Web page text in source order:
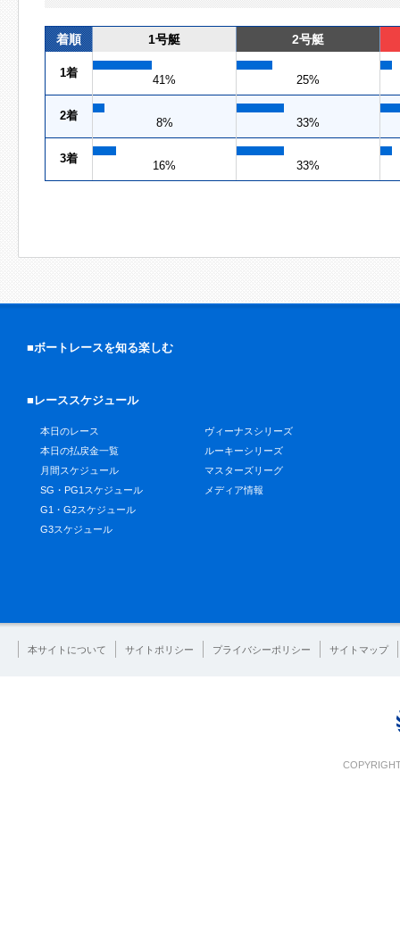
着順 1号艇 2号艇
1着
41% 25%
2着
8% 33%
3着
16% 33%
■ボートレースを知る楽しむ
■レーススケジュール
本日のレース
本日の払戻金一覧
月間スケジュール
SG・PG1スケジュール
G1・G2スケジュール
G3スケジュール
ヴィーナスシリーズ
ルーキーシリーズ
マスターズリーグ
メディア情報
本サイトについて サイトポリシー プライバシーポリシー サイトマップ